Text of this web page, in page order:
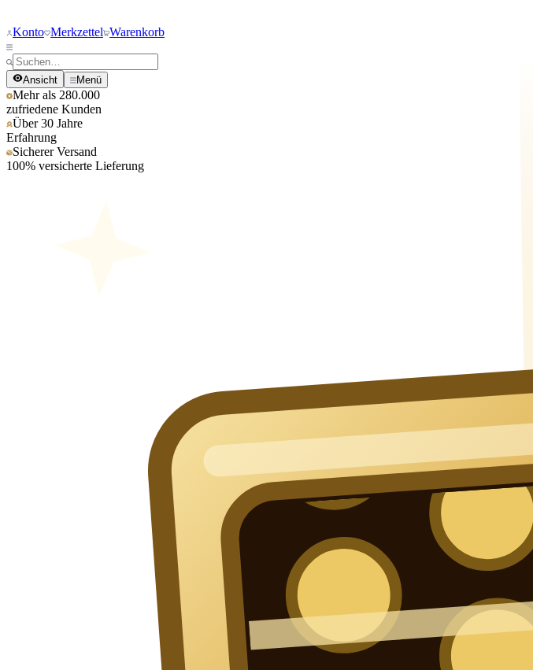
Konto Merkzettel Warenkorb
Ansicht Menü
Mehr als 280.000
zufriedene Kunden
Über 30 Jahre
Erfahrung
Sicherer Versand
100% versicherte Lieferung